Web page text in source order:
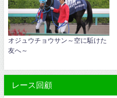
オジュウチョウサン～空に駈けた
友へ～
レース回顧